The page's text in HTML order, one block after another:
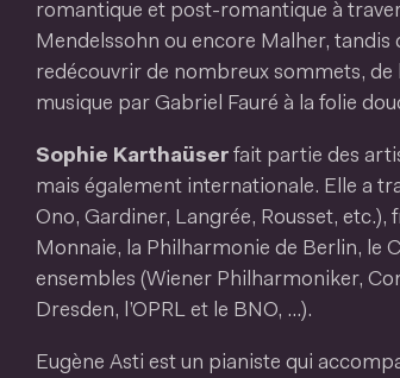
romantique et post-romantique à
Mendelssohn ou encore Malher, tandis
redécouvrir de nombreux sommets, de
musique par Gabriel Fauré à la folie
Sophie Karthaüser fait partie des
mais également internationale. Elle a
Ono, Gardiner, Langrée, Rousset,
Monnaie, la Philharmonie de Berlin, le
ensembles (Wiener Philharmoniker,
Dresden, l’OPRL et le BNO, …).
Eugène Asti est un pianiste qui